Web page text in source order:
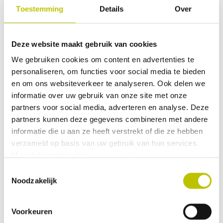
Toestemming Details Over
Deze website maakt gebruik van cookies
We gebruiken cookies om content en advertenties te
personaliseren, om functies voor social media te bieden
en om ons websiteverkeer te analyseren. Ook delen we
informatie over uw gebruik van onze site met onze
partners voor social media, adverteren en analyse. Deze
partners kunnen deze gegevens combineren met andere
informatie die u aan ze heeft verstrekt of die ze hebben
verzameld op basis van uw gebruik van hun services.
Noodzakelijk
Voorkeuren
Te gebruiken bij elke soort mat
Nadeel:
Droogtijd van 4 uur
Deel je ervaringen met andere klanten.
Beoordeling schrijven
Geen beoordelingen gevonden. Deel als eerste je
inzichten.